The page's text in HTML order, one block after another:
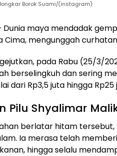
Borok Suami/(instagram)
Dunia maya mendadak
Cima, mengunggah
pada Rabu (25/3/
berselingkuh dan sering
dari Rp3,5 juta hingga Rp25
Pilu Shyalimar
berlatar hitam
Ia merasa telah
hingga selalu